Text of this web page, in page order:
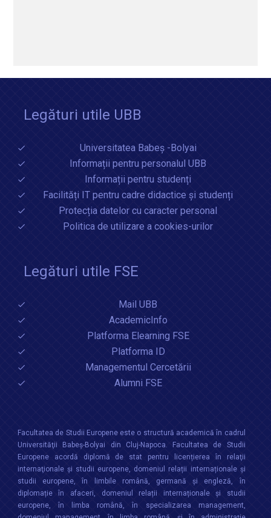
Legături utile UBB
Universitatea Babeș -Bolyai
Informații pentru personalul UBB
Informații pentru studenți
Facilități IT pentru cadre didactice și studenți
Protecția datelor cu caracter personal
Politica de utilizare a cookies-urilor
Legături utile FSE
Mail UBB
AcademicInfo
Platforma Elearning FSE
Platforma ID
Managementul Cercetării
Alumni FSE
Facultatea de Studii Europene este o structură academică în cadrul
Universităţii Babeș-Bolyai din Cluj-Napoca. Facultatea de Studii
Europene acordă diplomă de stat pentru licențierea în relaţii
internaţionale şi studii europene, domeniul relații internaționale şi
studii europene, în limbile română, germană și engleză, în
diplomație în afaceri, domeniul relații internaționale și studii
europene, în limba română, în specializarea management,